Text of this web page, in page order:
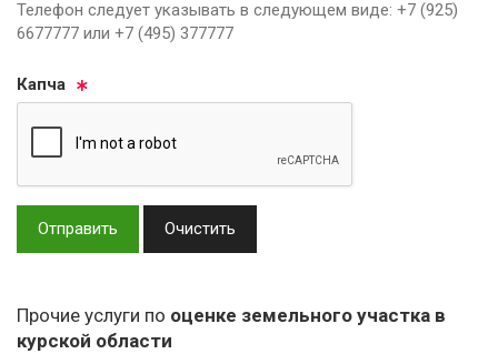
Телефон следует указывать в следующем виде: +7 (925)
6677777 или +7 (495) 377777
Кап­ча
Отправить Очистить
Прочие услуги по оценке земельного участка в
курской области